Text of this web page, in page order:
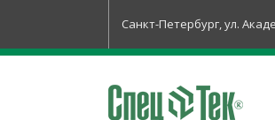
Санкт-Петербург, ул.